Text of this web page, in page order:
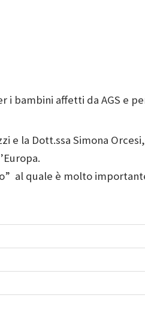
i bambini affetti da AGS e
e la Dott.ssa Simona
al quale è molto